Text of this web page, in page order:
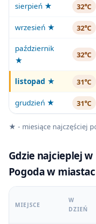
sierpień ★ 32℃
wrzesień ★ 32℃
październik
★
32℃
listopad ★ 31℃
grudzień ★ 31℃
★ - miesiące najczęściej
Gdzie najcieplej
Pogoda w
MIEJSCE
W
DZIEŃ